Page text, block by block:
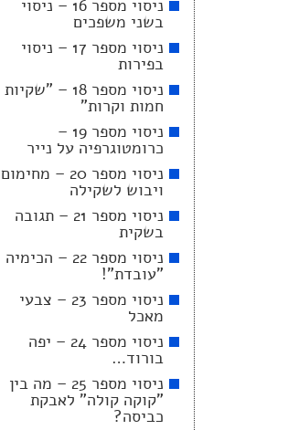
ניסוי מספר 16 – ניסוי
בשני משפכים
ניסוי מספר 17 – ניסוי
בפירות
ניסוי מספר 18 – "שקיות
חמות וקרות"
ניסוי מספר 19 –
כרומטוגרפיה על נייר
ניסוי מספר 20 – מחימום
ויבוש לשקילה
ניסוי מספר 21 – תגובה
בשקית
ניסוי מספר 22 – הכימיה
"עובדת"!
ניסוי מספר 23 – צבעי
מאכל
ניסוי מספר 24 – יפה
בורוד…
ניסוי מספר 25 – מה בין
"קוקה קולה" לאבקת
כביסה?